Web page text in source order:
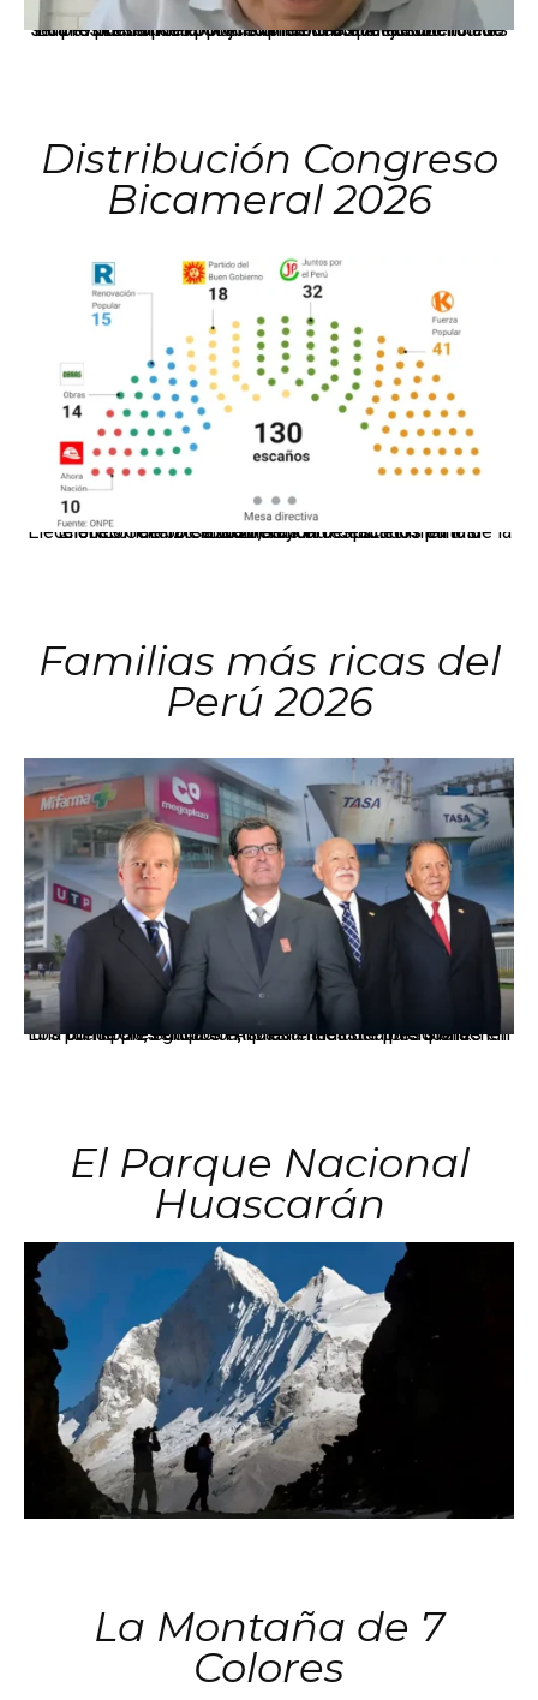
La presidenta Keiko Fujimori informó que la solicitud de indulto presentada por el expresidente Alejandro Toledo será evaluada por la Comisión de Gracias Presidenciales conforme al procedimiento establecido.
Distribución Congreso
Bicameral 2026
El JNE oficializó la distribución de escaños para la elección de 60 senadores y 130 diputados en las Elecciones Generales 2026, tras el restablecimiento de la Bicameralidad.
Familias más ricas del
Perú 2026
Los principales grupos empresariales del país mantienen una fuerte presencia en Áncash mediante inversiones en comercio, educación, salud e industria pesquera.
El Parque Nacional
Huascarán
La Montaña de 7
Colores